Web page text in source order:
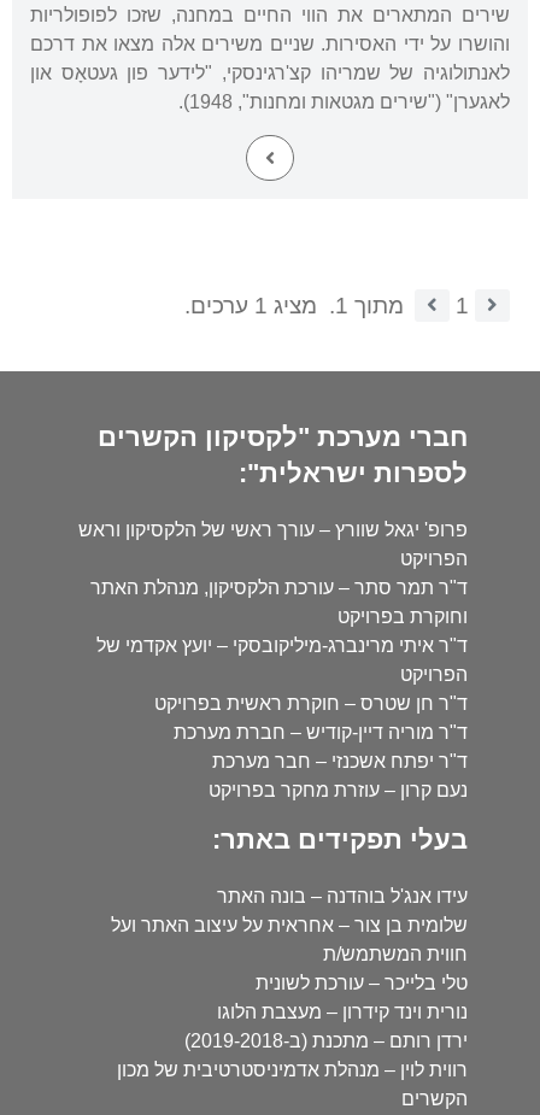
שירים המתארים את הווי החיים במחנה, שזכו לפופולריות
והושרו על ידי האסירות. שניים משירים אלה מצאו את דרכם
לאנתולוגיה של שמריהו קצ'רגינסקי, "לידער פון געטאָס און
לאגערן" ("שירים מגטאות ומחנות", 1948).
1 מתוך 1. מציג 1 ערכים.
חברי מערכת "לקסיקון הקשרים
לספרות ישראלית":
פרופ' יגאל שוורץ – עורך ראשי של הלקסיקון וראש
הפרויקט
ד"ר תמר סתר – עורכת הלקסיקון, מנהלת האתר
וחוקרת בפרויקט
ד"ר איתי מרינברג-מיליקובסקי – יועץ אקדמי של
הפרויקט
ד"ר חן שטרס – חוקרת ראשית בפרויקט
ד"ר מוריה דיין-קודיש – חברת מערכת
ד"ר יפתח אשכנזי – חבר מערכת
נעם קרון – עוזרת מחקר בפרויקט
בעלי תפקידים באתר:
עידו אנג'ל בוהדנה – בונה האתר
שלומית בן צור – אחראית על עיצוב האתר ועל
חווית המשתמש/ת
טלי בלייכר – עורכת לשונית
נורית וינד קידרון – מעצבת הלוגו
ירדן רותם – מתכנת (ב-2019-2018)
רווית לוין – מנהלת אדמיניסטרטיבית של מכון
הקשרים